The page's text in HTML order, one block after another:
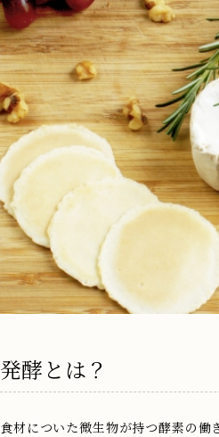
発酵とは？
食材についた微生物が持つ酵素の働